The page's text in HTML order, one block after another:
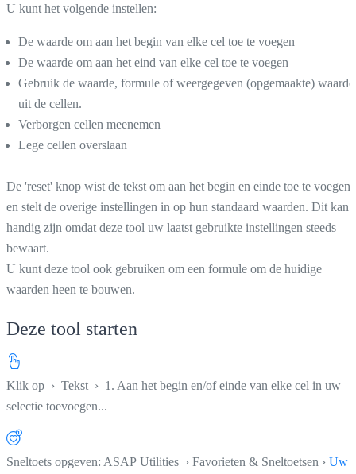
U kunt het volgende instellen:
De waarde om aan het begin van elke cel toe te voegen
De waarde om aan het eind van elke cel toe te voegen
Gebruik de waarde, formule of weergegeven (opgemaakte) waarde
uit de cellen.
Verborgen cellen meenemen
Lege cellen overslaan
De 'reset' knop wist de tekst om aan het begin en einde toe te voegen
en stelt de overige instellingen in op hun standaard waarden. Dit kan
handig zijn omdat deze tool uw laatst gebruikte instellingen steeds
bewaart.
U kunt deze tool ook gebruiken om een formule om de huidige
waarden heen te bouwen.
Deze tool starten
Klik op › Tekst › 1. Aan het begin en/of einde van elke cel in uw
selectie toevoegen...
Sneltoets opgeven: ASAP Utilities › Favorieten & Sneltoetsen › Uw